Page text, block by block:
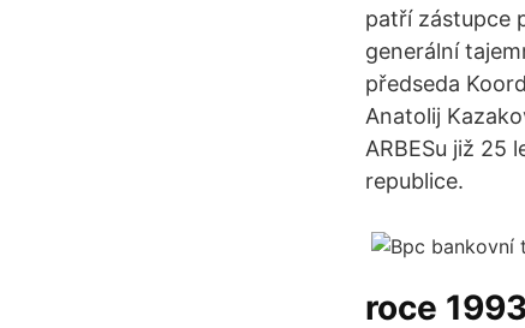
patří zástupce
generální
předseda
Anatolij
ARBESu již 25
republice.
roce